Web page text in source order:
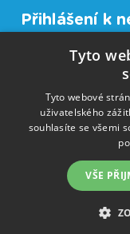
Přihlášení k
Souhlasím
text
Internetový
Tyto
Tyto webové
uživatelského
souhlasíte se všemi
VŠE